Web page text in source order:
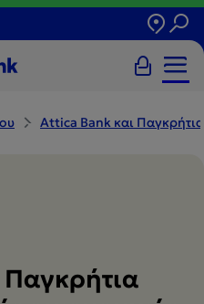
Attica Bank και Παγκρήτια